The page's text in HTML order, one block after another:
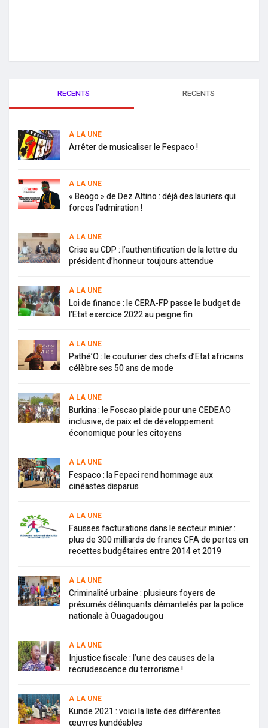
RECENTS RECENTS
A LA UNE
Arrêter de musicaliser le Fespaco !
A LA UNE
« Beogo » de Dez Altino : déjà des lauriers qui
forces l’admiration !
A LA UNE
Crise au CDP : l’authentification de la lettre du
président d’honneur toujours attendue
A LA UNE
Loi de finance : le CERA-FP passe le budget de
l’Etat exercice 2022 au peigne fin
A LA UNE
Pathé’O : le couturier des chefs d’Etat africains
célèbre ses 50 ans de mode
A LA UNE
Burkina : le Foscao plaide pour une CEDEAO
inclusive, de paix et de développement
économique pour les citoyens
A LA UNE
Fespaco : la Fepaci rend hommage aux
cinéastes disparus
A LA UNE
Fausses facturations dans le secteur minier :
plus de 300 milliards de francs CFA de pertes en
recettes budgétaires entre 2014 et 2019
A LA UNE
Criminalité urbaine : plusieurs foyers de
présumés délinquants démantelés par la police
nationale à Ouagadougou
A LA UNE
Injustice fiscale : l’une des causes de la
recrudescence du terrorisme !
A LA UNE
Kunde 2021 : voici la liste des différentes
œuvres kundéables